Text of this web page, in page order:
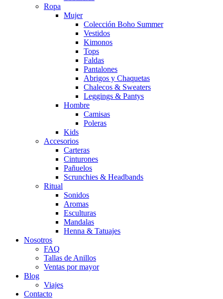
Ropa
Mujer
Colección Boho Summer
Vestidos
Kimonos
Tops
Faldas
Pantalones
Abrigos y Chaquetas
Chalecos & Sweaters
Leggings & Pantys
Hombre
Camisas
Poleras
Kids
Accesorios
Carteras
Cinturones
Pañuelos
Scrunchies & Headbands
Ritual
Sonidos
Aromas
Esculturas
Mandalas
Henna & Tatuajes
Nosotros
FAQ
Tallas de Anillos
Ventas por mayor
Blog
Viajes
Contacto